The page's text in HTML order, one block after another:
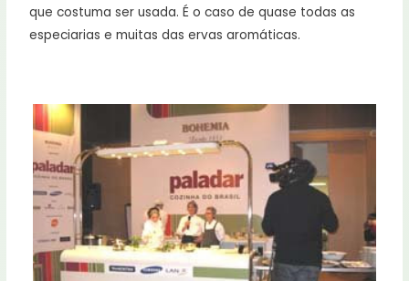
que costuma ser usada. É o caso de quase todas as
especiarias e muitas das ervas aromáticas.